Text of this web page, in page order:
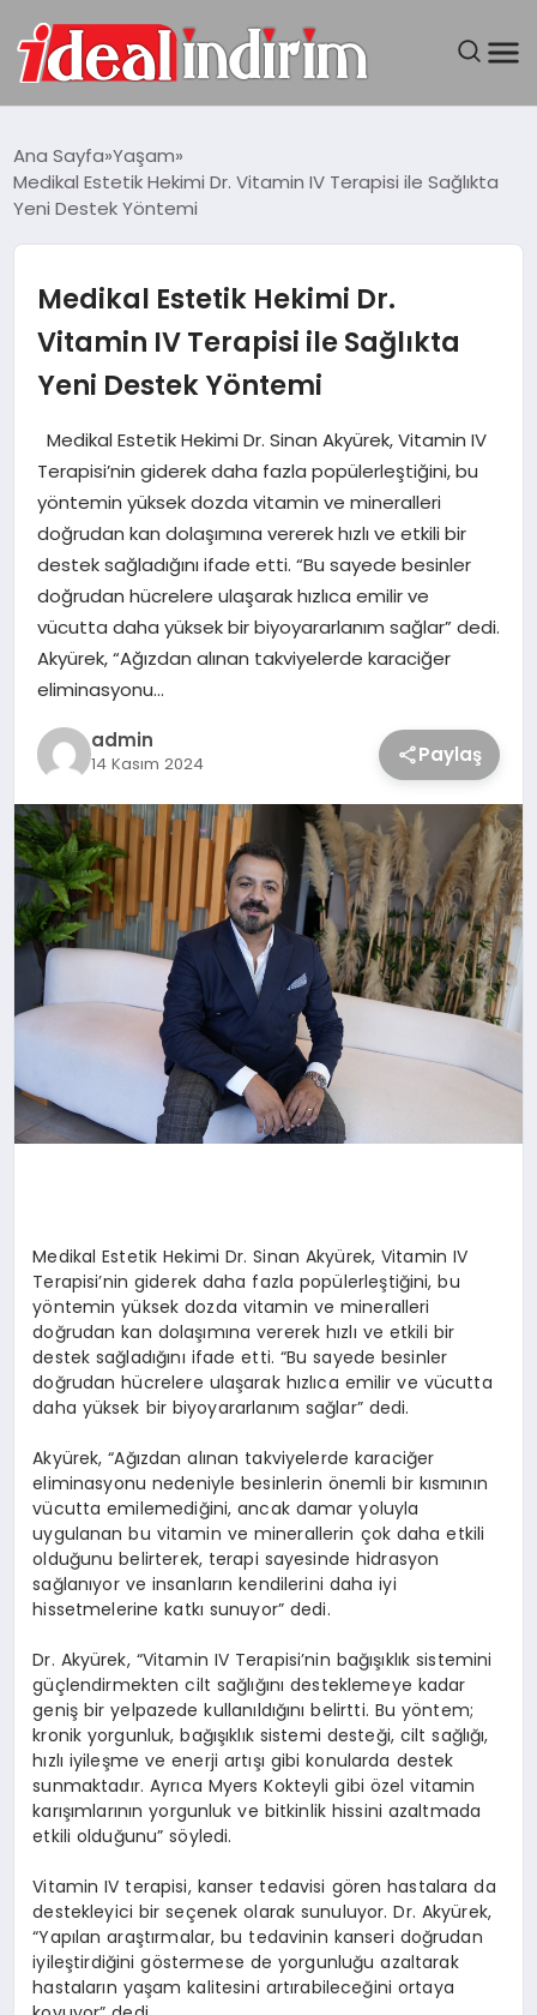
BILGISAYAR
TEKNOLOJI
YAŞAM
Ana Sayfa Yaşam
Medikal Estetik Hekimi Dr. Vitamin IV Terapisi ile Sağlıkta
Yeni Destek Yöntemi
Medikal Estetik Hekimi Dr.
Vitamin IV Terapisi ile Sağlıkta
Yeni Destek Yöntemi
Medikal Estetik Hekimi Dr. Sinan Akyürek, Vitamin IV
Terapisi’nin giderek daha fazla popülerleştiğini, bu
yöntemin yüksek dozda vitamin ve mineralleri
doğrudan kan dolaşımına vererek hızlı ve etkili bir
destek sağladığını ifade etti. “Bu sayede besinler
doğrudan hücrelere ulaşarak hızlıca emilir ve
vücutta daha yüksek bir biyoyararlanım sağlar” dedi.
Akyürek, “Ağızdan alınan takviyelerde karaciğer
eliminasyonu…
admin
14 Kasım 2024 Paylaş
Medikal Estetik Hekimi Dr. Sinan Akyürek, Vitamin IV
Terapisi’nin giderek daha fazla popülerleştiğini, bu
yöntemin yüksek dozda vitamin ve mineralleri
doğrudan kan dolaşımına vererek hızlı ve etkili bir
destek sağladığını ifade etti. “Bu sayede besinler
doğrudan hücrelere ulaşarak hızlıca emilir ve vücutta
daha yüksek bir biyoyararlanım sağlar” dedi.
Akyürek, “Ağızdan alınan takviyelerde karaciğer
eliminasyonu nedeniyle besinlerin önemli bir kısmının
vücutta emilemediğini, ancak damar yoluyla
uygulanan bu vitamin ve minerallerin çok daha etkili
olduğunu belirterek, terapi sayesinde hidrasyon
sağlanıyor ve insanların kendilerini daha iyi
hissetmelerine katkı sunuyor” dedi.
Dr. Akyürek, “Vitamin IV Terapisi’nin bağışıklık sistemini
güçlendirmekten cilt sağlığını desteklemeye kadar
geniş bir yelpazede kullanıldığını belirtti. Bu yöntem;
kronik yorgunluk, bağışıklık sistemi desteği, cilt sağlığı,
hızlı iyileşme ve enerji artışı gibi konularda destek
sunmaktadır. Ayrıca Myers Kokteyli gibi özel vitamin
karışımlarının yorgunluk ve bitkinlik hissini azaltmada
etkili olduğunu” söyledi.
Vitamin IV terapisi, kanser tedavisi gören hastalara da
destekleyici bir seçenek olarak sunuluyor. Dr. Akyürek,
“Yapılan araştırmalar, bu tedavinin kanseri doğrudan
iyileştirdiğini göstermese de yorgunluğu azaltarak
hastaların yaşam kalitesini artırabileceğini ortaya